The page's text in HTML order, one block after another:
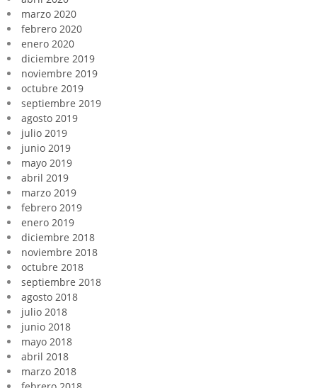
marzo 2020
febrero 2020
enero 2020
diciembre 2019
noviembre 2019
octubre 2019
septiembre 2019
agosto 2019
julio 2019
junio 2019
mayo 2019
abril 2019
marzo 2019
febrero 2019
enero 2019
diciembre 2018
noviembre 2018
octubre 2018
septiembre 2018
agosto 2018
julio 2018
junio 2018
mayo 2018
abril 2018
marzo 2018